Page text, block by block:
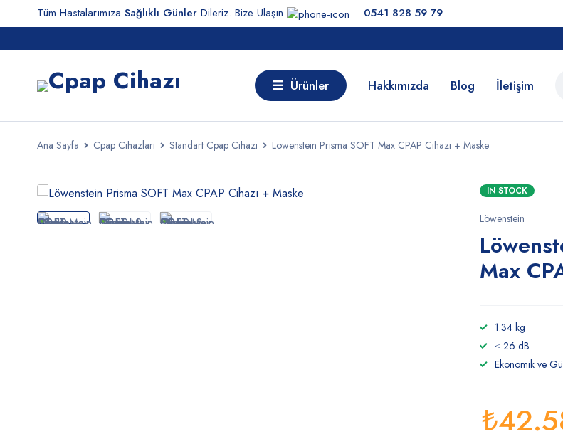
Tüm Hastalarımıza Sağlıklı Günler Dileriz. Bize Ulaşın 0541 828 59 79
Ürünler Hakkımızda Blog İletişim
Ana Sayfa Cpap Cihazları Standart Cpap Cihazı Löwenstein Prisma SOFT Max CPAP Cihazı + Maske
IN STOCK
Löwenstein
Max
1.34 kg
≤ 26 dB
Ekonomik ve
₺